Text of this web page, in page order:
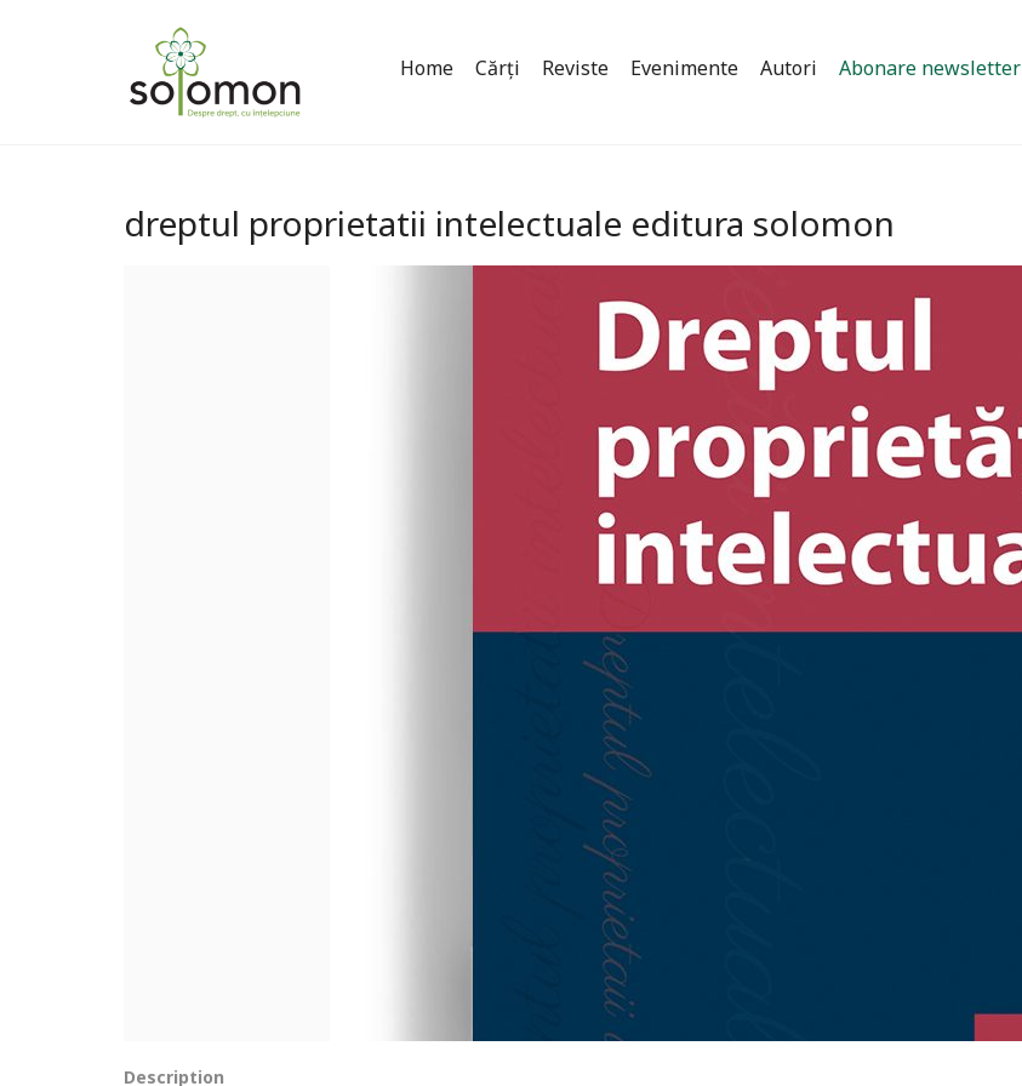
Home Cărți Reviste Evenimente Autori Abonare newsletter
dreptul proprietatii intelectuale editura solomon
Description